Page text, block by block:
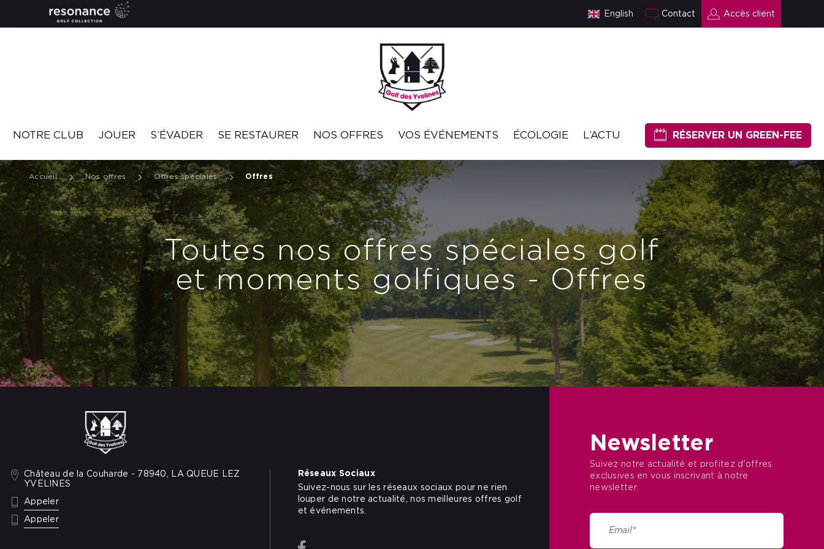
Resonance
English Contact Accès client
NOTRE CLUB JOUER S’ÉVADER SE RESTAURER NOS OFFRES VOS ÉVÉNEMENTS ÉCOLOGIE L’ACTU RÉSERVER UN GREEN-FEE
Accueil Nos offres Offres spéciales Offres
Toutes nos offres spéciales golf
et moments golfiques - Offres
Château de la Couharde - 78940, LA QUEUE LEZ
YVELINES
: +33 1 34 86 48 89
Appeler
: 01 73 11 25 13
Appeler
Réseaux Sociaux
Suivez-nous sur les réseaux sociaux pour ne rien
louper de notre actualité, nos meilleures offres golf
et événements.
Facebook
Newsletter
Suivez notre actualité et profitez d'offres
exclusives en vous inscrivant à notre
newsletter.